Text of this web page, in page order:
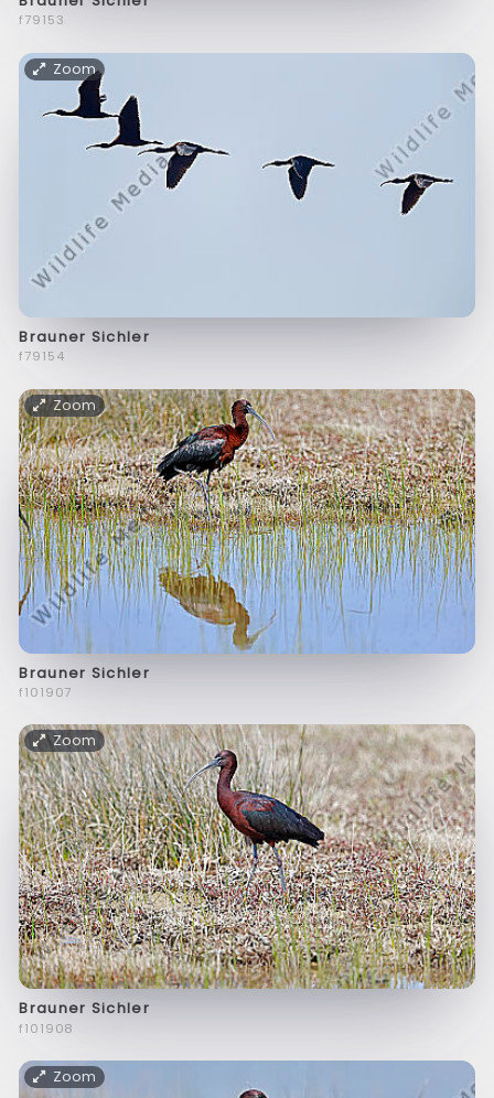
f79153
Zoom
Brauner Sichler
f79154
Zoom
Brauner Sichler
f101907
Zoom
Brauner Sichler
f101908
Zoom